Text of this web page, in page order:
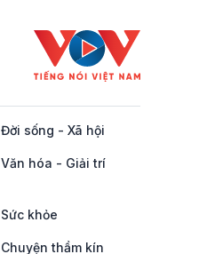
Đời sống - Xã hội
Văn hóa - Giải trí
Sức khỏe
Chuyện thầm kín